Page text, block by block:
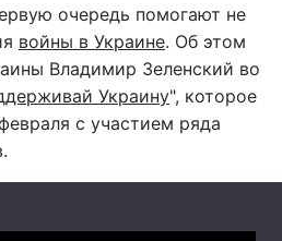
очередь помогают не
войны в Украине. Об этом
Владимир Зеленский во
Украину", которое
с участием ряда